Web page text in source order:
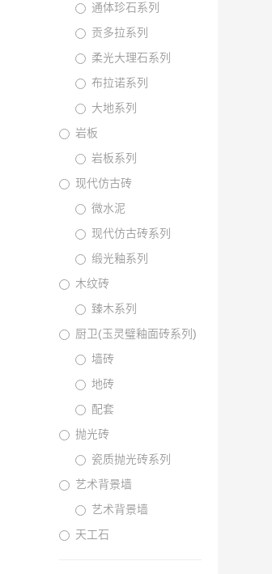
通体珍石系列
贡多拉系列
柔光大理石系列
布拉诺系列
大地系列
岩板
岩板系列
现代仿古砖
微水泥
现代仿古砖系列
缎光釉系列
木纹砖
臻木系列
厨卫(玉灵璧釉面砖系列)
墙砖
地砖
配套
抛光砖
瓷质抛光砖系列
艺术背景墙
艺术背景墙
天工石